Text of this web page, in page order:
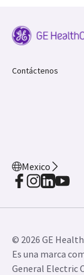
Contáctenos
Mexico
© 2026 GE
Es una marca
General Electric